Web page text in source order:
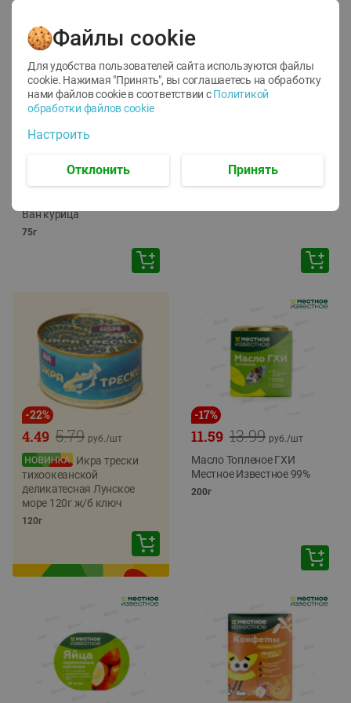
12
1.05 руб./
руб./шт
Корм влаж. для кош. с
Ван курица
75г
ТОФУ Vegetus ТВЕРДЫЙ
-22%
5.79
4.49 руб./шт
Икра трески
тихоокеанской
деликатесная Лунское
море 120г ж/б ключ
120г
-17%
13.99
11.59 руб./шт
Масло Топленое ГХИ
Местное Известное 99%
200г
Файлы cookie
Для удобства пользователей сайта используются файлы
cookie. Нажимая "Принять", вы соглашаетесь на обработку
нами файлов cookie в соответствии с Политикой
обработки файлов cookie
Настроить
Отклонить Принять